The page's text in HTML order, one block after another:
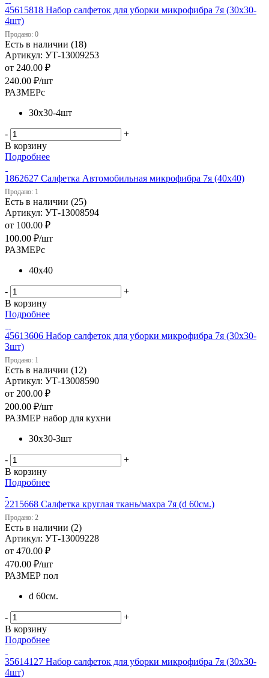
45615818 Набор салфеток для уборки микрофибра 7я (30х30-
4шт)
Продано: 0
Есть в наличии (18)
Артикул: УТ-13009253
от 240.00 ₽
240.00 ₽/шт
РАЗМЕРс
30х30-4шт
-
+
В корзину
Подробнее
1862627 Салфетка Автомобильная микрофибра 7я (40х40)
Продано: 1
Есть в наличии (25)
Артикул: УТ-13008594
от 100.00 ₽
100.00 ₽/шт
РАЗМЕРс
40х40
-
+
В корзину
Подробнее
45613606 Набор салфеток для уборки микрофибра 7я (30х30-
3шт)
Продано: 1
Есть в наличии (12)
Артикул: УТ-13008590
от 200.00 ₽
200.00 ₽/шт
РАЗМЕР набор для кухни
30х30-3шт
-
+
В корзину
Подробнее
2215668 Салфетка круглая ткань/махра 7я (d 60см.)
Продано: 2
Есть в наличии (2)
Артикул: УТ-13009228
от 470.00 ₽
470.00 ₽/шт
РАЗМЕР пол
d 60см.
-
+
В корзину
Подробнее
35614127 Набор салфеток для уборки микрофибра 7я (30х30-
4шт)